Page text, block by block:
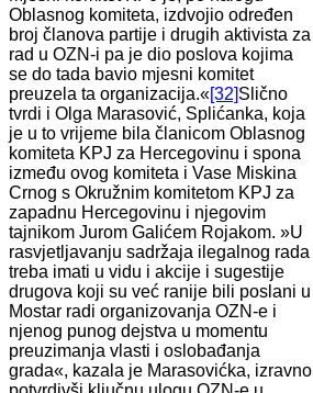
Oblasnog komiteta, izdvojio određen
broj članova partije i drugih aktivista za
rad u OZN-i pa je dio poslova kojima
se do tada bavio mjesni komitet
preuzela ta organizacija.«[32]Slično
tvrdi i Olga Marasović, Splićanka, koja
je u to vrijeme bila članicom Oblasnog
komiteta KPJ za Hercegovinu i spona
između ovog komiteta i Vase Miskina
Crnog s Okružnim komitetom KPJ za
zapadnu Hercegovinu i njegovim
tajnikom Jurom Galićem Rojakom. »U
rasvjetljavanju sadržaja ilegalnog rada
treba imati u vidu i akcije i sugestije
drugova koji su već ranije bili poslani u
Mostar radi organizovanja OZN-e i
njenog punog dejstva u momentu
preuzimanja vlasti i oslobađanja
grada«, kazala je Marasovićka, izravno